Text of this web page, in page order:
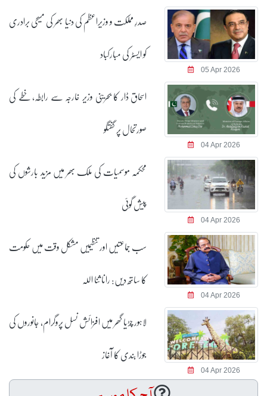
05 Apr 2026
صدرِ مملکت و وزیراعظم کی دنیا بھر کی مسیحی برادری
کو ایسٹر کی مبارکباد
04 Apr 2026
اسحاق ڈار کا بحرینی وزیر خارجہ سے رابطہ، خطے کی
صورتحال پر گفتگو
04 Apr 2026
محکمہ موسمیات کی ملک بھر میں مزید بارشوں کی
پیش گوئی
04 Apr 2026
سب جماعتیں اور تنظیمیں مشکل وقت میں حکومت
کا ساتھ دیں: رانا ثنا اللہ
04 Apr 2026
لاہور چڑیا گھر میں افزائش نسل پروگرام، جانوروں کی
جوڑا بندی کا آغاز